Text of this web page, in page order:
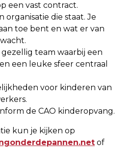
een vast contract.
organisatie die staat. Je
toe bent en wat er van
team waarbij een
een leuke sfeer centraal
voor kinderen van
de CAO kinderopvang.
kun je kijken op
of